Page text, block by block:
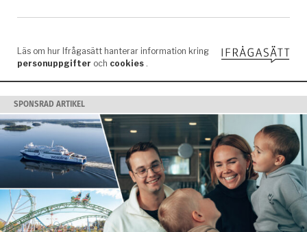
SPONSRAD ARTIKEL